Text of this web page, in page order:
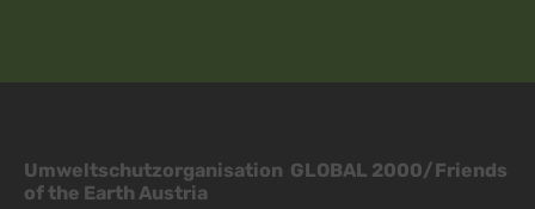
Umweltschutzorganisation GLOBAL 2000/Friends
of the Earth Austria